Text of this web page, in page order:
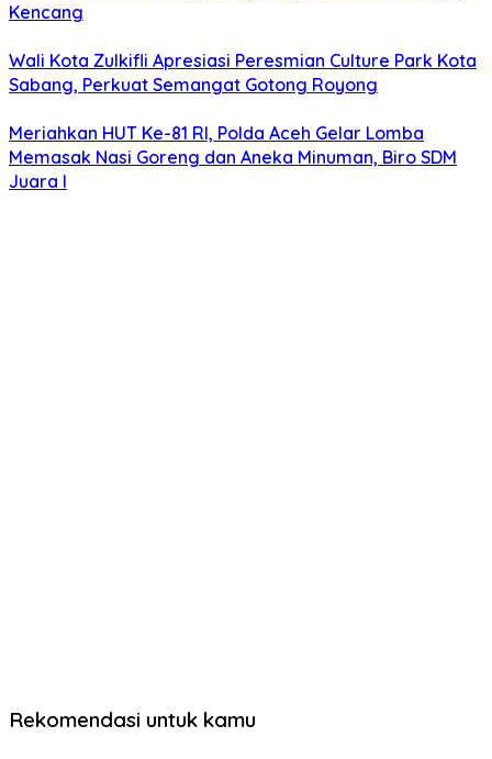
Kencang
Wali Kota Zulkifli Apresiasi Peresmian Culture Park Kota
Sabang, Perkuat Semangat Gotong Royong
Meriahkan HUT Ke-81 RI, Polda Aceh Gelar Lomba
Memasak Nasi Goreng dan Aneka Minuman, Biro SDM
Juara I
Rekomendasi untuk kamu